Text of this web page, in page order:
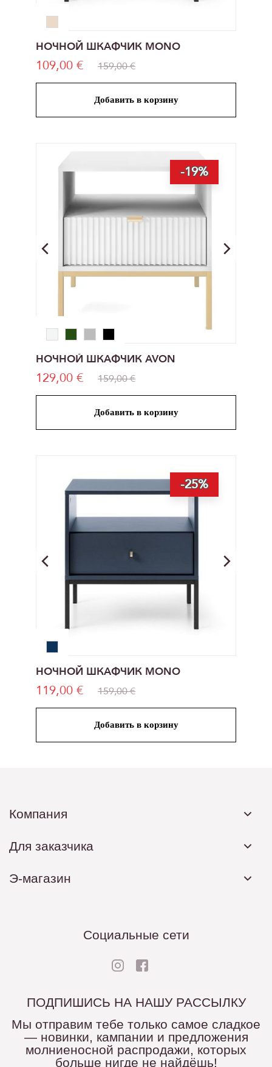
НОЧНОЙ ШКАФЧИК MONO
109,00 € 159,00 €
Добавить в корзину
-19%
НОЧНОЙ ШКАФЧИК AVON
129,00 € 159,00 €
Добавить в корзину
-25%
НОЧНОЙ ШКАФЧИК MONO
119,00 € 159,00 €
Добавить в корзину
Компания
Для заказчика
Э-магазин
Социальные сети
ПОДПИШИСЬ НА НАШУ РАССЫЛКУ
Мы отправим тебе только самое сладкое
— новинки, кампании и предложения
молниеносной распродажи, которых
больше нигде не найдёшь!